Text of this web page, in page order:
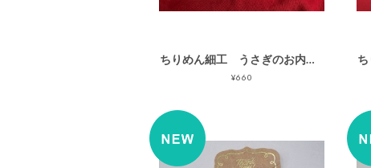
ちりめん細工 うさぎのお内裏様 ハンドメイド
¥660